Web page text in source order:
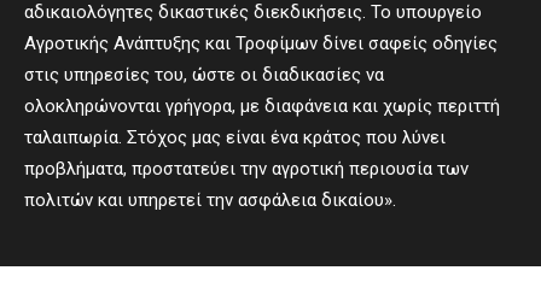
αδικαιολόγητες δικαστικές διεκδικήσεις. Το υπουργείο
Αγροτικής Ανάπτυξης και Τροφίμων δίνει σαφείς οδηγίες
στις υπηρεσίες του, ώστε οι διαδικασίες να
ολοκληρώνονται γρήγορα, με διαφάνεια και χωρίς περιττή
ταλαιπωρία. Στόχος μας είναι ένα κράτος που λύνει
προβλήματα, προστατεύει την αγροτική περιουσία των
πολιτών και υπηρετεί την ασφάλεια δικαίου».